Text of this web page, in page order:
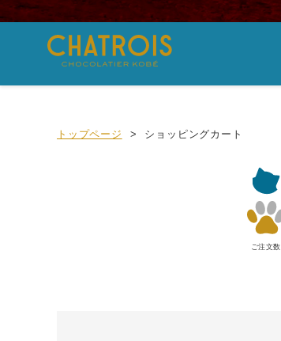
トップページ ショッピングカート
ご注文数